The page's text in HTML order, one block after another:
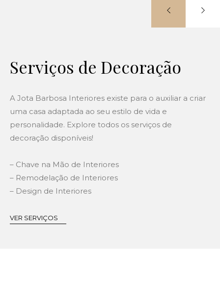
Serviços de Decoração
A Jota Barbosa Interiores existe para o auxiliar a criar
uma casa adaptada ao seu estilo de vida e
personalidade. Explore todos os serviços de
decoração disponíveis!
– Chave na Mão de Interiores
– Remodelação de Interiores
– Design de Interiores
VER SERVIÇOS